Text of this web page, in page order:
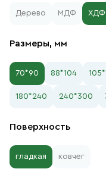
Дерево МДФ ХДФ
Размеры, мм
70*90 88*104
180*240 240*300
Поверхность
гладкая ковчег